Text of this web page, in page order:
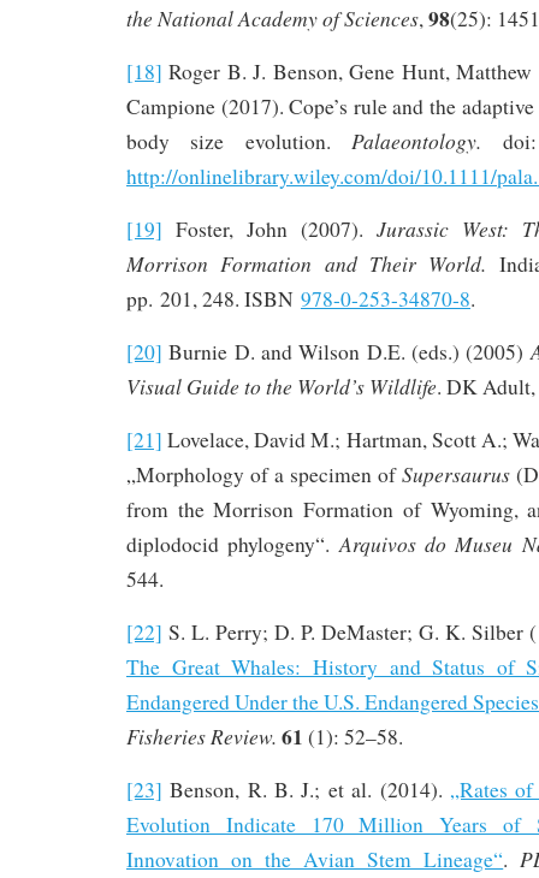
the National Academy of Sciences, 98(25):
[18] Roger B. J. Benson, Gene Hunt,
Campione (2017). Cope’s rule and the
body size evolution. Palaeontology. doi:
http://onlinelibrary.wiley.com/doi/10.1111/
[19] Foster, John (2007).Jurassic West:
Morrison Formation and Their World.
pp. 201, 248. ISBN 978-0-253-34870-8.
[20] Burnie D. and Wilson D.E. (eds.) (2005)
Visual Guide to the World’s Wildlife. DK
[21] Lovelace, David M.; Hartman, Scott A.;
„Morphology of a specimen ofSupersaurus
from the Morrison Formation of Wyoming,
diplodocid phylogeny“. Arquivos do Museu
544.
[22] S. L. Perry; D. P. DeMaster; G. K. Silber
The Great Whales: History and Status of
Endangered Under the U.S. Endangered
Fisheries Review. 61 (1): 52–58.
[23] Benson, R. B. J.; et al. (2014). „Rates
Evolution Indicate 170 Million Years of
Innovation on the Avian Stem Lineage“.